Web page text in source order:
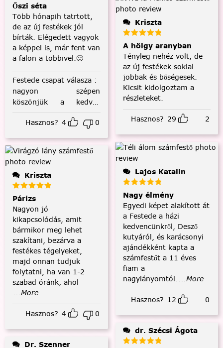
Őszi séta
Több hónapih tatrtott,
de az új festékek jól
bírták. Elégedett vagyok
a képpel is, már fent van
a falon a többivel.🙂
Festede csapat válasza :
nagyon szépen
köszönjük a kedves
visszajelzést! :)
Hasznos? 4 0
Kriszta
Párizs
Nagyon jó
kikapcsolódás, amit
bármikor meg lehet
szakítani, bezárva a
festékes tégelyeket,
majd onnan tudjuk
folytatni, ha van 1-2
szabad óránk, ahol
...More
Hasznos? 4 0
Kriszta
A hölgy aranyban
Tényleg nehéz volt, de
az új festékek soklal
jobbak és bőségesek.
Kicsit kidolgoztam a
részleteket.
Hasznos? 29 2
Lajos Katalin
Nagy élmény
Egyedi képet alakított át
a Festede a házi
kedvencünkről, Desző
kutyáról, és karácsonyi
ajándékként kapta a
számfestőt a 11 éves
fiam a
nagylányomtól. ...More
Hasznos? 12 0
dr. Szécsi Ágota